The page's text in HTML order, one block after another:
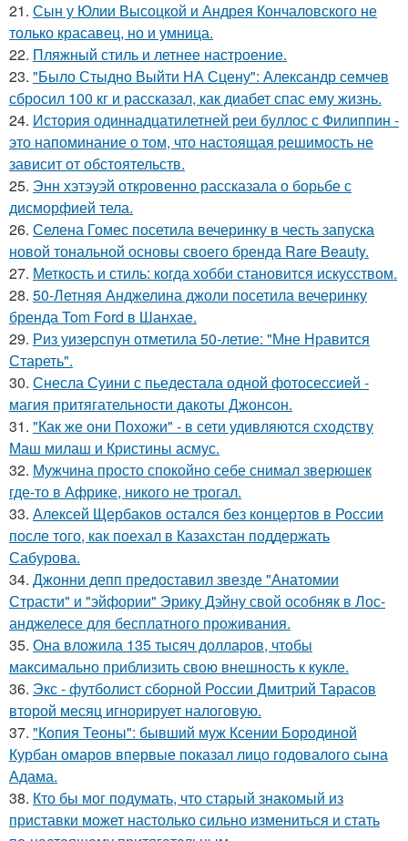
21. Сын у Юлии Высоцкой и Андрея Кончаловского не
только красавец, но и умница.
22. Пляжный стиль и летнее настроение.
23. "Было Стыдно Выйти НА Сцену": Александр семчев
сбросил 100 кг и рассказал, как диабет спас ему жизнь.
24. История одиннадцатилетней реи буллос с Филиппин -
это напоминание о том, что настоящая решимость не
зависит от обстоятельств.
25. Энн хэтэуэй откровенно рассказала о борьбе с
дисморфией тела.
26. Селена Гомес посетила вечеринку в честь запуска
новой тональной основы своего бренда Rare Beauty.
27. Меткость и стиль: когда хобби становится искусством.
28. 50-Летняя Анджелина джоли посетила вечеринку
бренда Tom Ford в Шанхае.
29. Риз уизерспун отметила 50-летие: "Мне Нравится
Стареть".
30. Снесла Суини с пьедестала одной фотосессией -
магия притягательности дакоты Джонсон.
31. "Как же они Похожи" - в сети удивляются сходству
Маш милаш и Кристины асмус.
32. Мужчина просто спокойно себе снимал зверюшек
где-то в Африке, никого не трогал.
33. Алексей Щербаков остался без концертов в России
после того, как поехал в Казахстан поддержать
Сабурова.
34. Джонни депп предоставил звезде "Анатомии
Страсти" и "эйфории" Эрику Дэйну свой особняк в Лос-
анджелесе для бесплатного проживания.
35. Она вложила 135 тысяч долларов, чтобы
максимально приблизить свою внешность к кукле.
36. Экс - футболист сборной России Дмитрий Тарасов
второй месяц игнорирует налоговую.
37. "Копия Теоны": бывший муж Ксении Бородиной
Курбан омаров впервые показал лицо годовалого сына
Адама.
38. Кто бы мог подумать, что старый знакомый из
приставки может настолько сильно измениться и стать